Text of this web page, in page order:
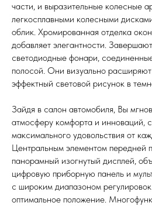
части, и выразительные колесные
легкосплавными колесными
облик. Хромированная отделка
добавляет элегантности.
светодиодные фонари,
полосой. Они визуально
эффектный световой рисунок в
Зайдя в салон автомобиля, Вы
атмосферу комфорта и инноваций,
максимального удовольствия от
Центральным элементом передней
панорамный изогнутый дисплей,
цифровую приборную панель и
с широким диапазоном
оптимальное положение.